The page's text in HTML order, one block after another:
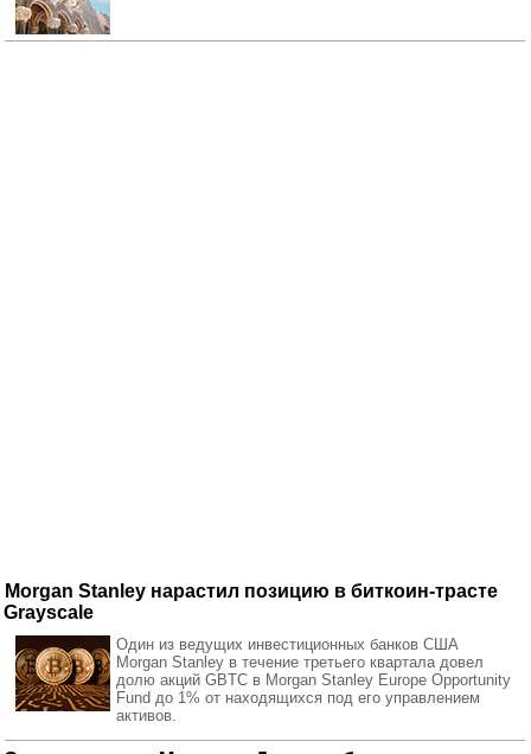
Morgan Stanley нарастил позицию в биткоин-трасте
Grayscale
Один из ведущих инвестиционных банков США
Morgan Stanley в течение третьего квартала довел
долю акций GBTC в Morgan Stanley Europe Opportunity
Fund до 1% от находящихся под его управлением
активов.